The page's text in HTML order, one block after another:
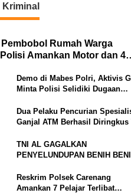
Rumah Warga
Amankan Motor dan 4
Demo di Mabes Polri, Aktivis
Minta Polisi Selidiki Dugaan
Abang
Dua Pelaku Pencurian
Ganjal ATM Berhasil Diringkus
TNI AL GAGALKAN
PENYELUNDUPAN BENIH
MILIAR
Reskrim Polsek Carenang
Amankan 7 Pelajar Terlibat